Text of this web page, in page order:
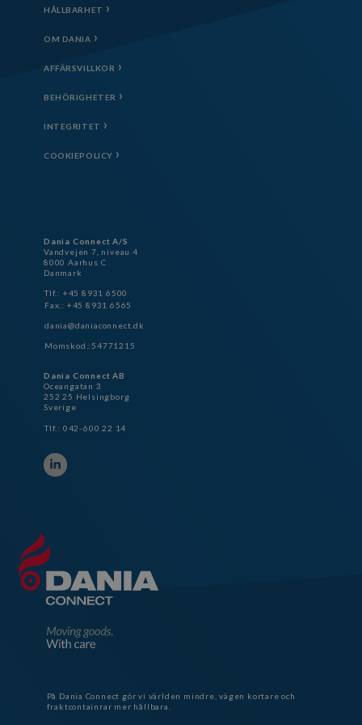
På Dania Connect gör vi världen mindre, vägen kortare och
fraktcontainrar mer hållbara.
HÅLLBARHET
OM DANIA
AFFÄRSVILLKOR
BEHÖRIGHETER
INTEGRITET
COOKIEPOLICY
Dania Connect A/S
Vandvejen 7, niveau 4
8000 Aarhus C
Danmark
Tlf.: +45 8931 6500
Fax.: +45 8931 6565
dania@daniaconnect.dk
Momskod.:54771215
Dania Connect AB
Oceangatan 3
252 25 Helsingborg
Sverige
Tlf.: 042-600 22 14